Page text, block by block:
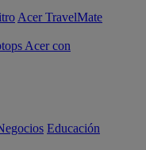
Acer TravelMate
Acer con
Educación